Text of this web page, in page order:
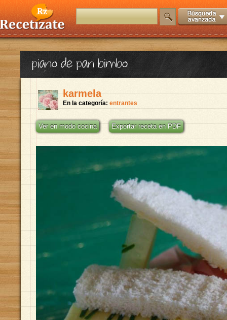
piano de pan bimbo
karmela
En la categoría: entrantes
Ver en modo cocina Exportar receta en PDF